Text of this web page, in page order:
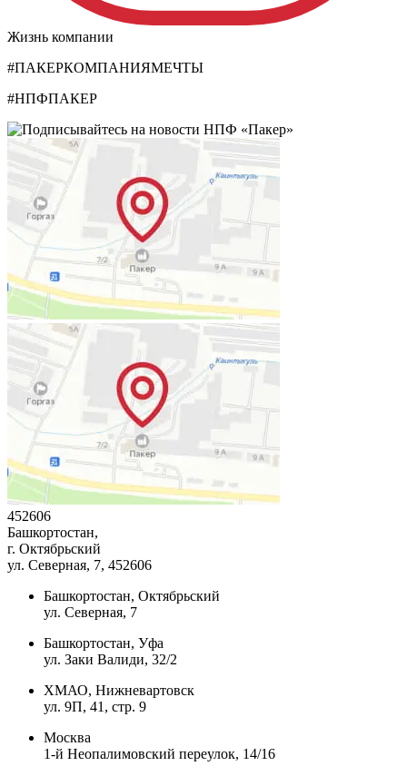
Жизнь компании
#ПАКЕРКОМПАНИЯМЕЧТЫ
#НПФПАКЕР
452606
Башкортостан,
г. Октябрьский
ул. Северная, 7, 452606
Башкортостан, Октябрьский
ул. Северная, 7
Башкортостан, Уфа
ул. Заки Валиди, 32/2
ХМАО, Нижневартовск
ул. 9П, 41, стр. 9
Москва
1-й Неопалимовский переулок, 14/16